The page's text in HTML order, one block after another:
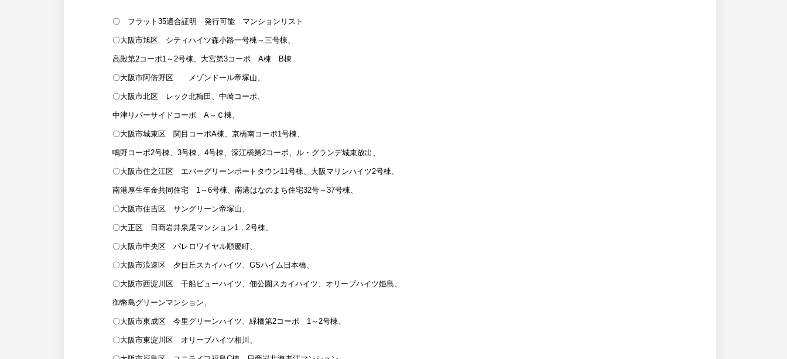
〇 フラット35適合証明 発行可能 マンションリスト
〇大阪市旭区 シティハイツ森小路一号棟～三号棟、
高殿第2コーポ1～2号棟、大宮第3コーポ A棟 B棟
〇大阪市阿倍野区 メゾンドール帝塚山、
〇大阪市北区 レック北梅田、中崎コーポ、
中津リバーサイドコーポ A～Ｃ棟、
〇大阪市城東区 関目コーポA棟、京橋南コーポ1号棟、
鴫野コーポ2号棟、3号棟、4号棟、深江橋第2コーポ、ル・グランデ城東放出、
〇大阪市住之江区 エバーグリーンポートタウン11号棟、大阪マリンハイツ2号棟、
南港厚生年金共同住宅 1～6号棟、南港はなのまち住宅32号～37号棟、
〇大阪市住吉区 サングリーン帝塚山、
〇大正区 日商岩井泉尾マンション1，2号棟、
〇大阪市中央区 パレロワイヤル順慶町、
〇大阪市浪速区 夕日丘スカイハイツ、GSハイム日本橋、
〇大阪市西淀川区 千船ビューハイツ、佃公園スカイハイツ、オリーブハイツ姫島、
御幣島グリーンマンション、
〇大阪市東成区 今里グリーンハイツ、緑橋第2コーポ 1～2号棟、
〇大阪市東淀川区 オリーブハイツ相川、